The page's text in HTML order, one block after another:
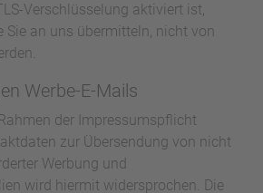
Verschlüsselung aktiviert ist,
Sie an uns übermitteln, nicht von
Werbe-E-Mails
der Impressumspflicht
zur Übersendung von nicht
Werbung und
wird hiermit widersprochen. Die